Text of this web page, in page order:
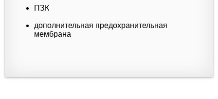
ПЗК
дополнительная предохранительная
мембрана